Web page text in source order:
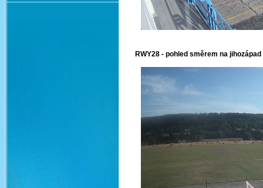
RWY28 - pohled směrem na jihozápad